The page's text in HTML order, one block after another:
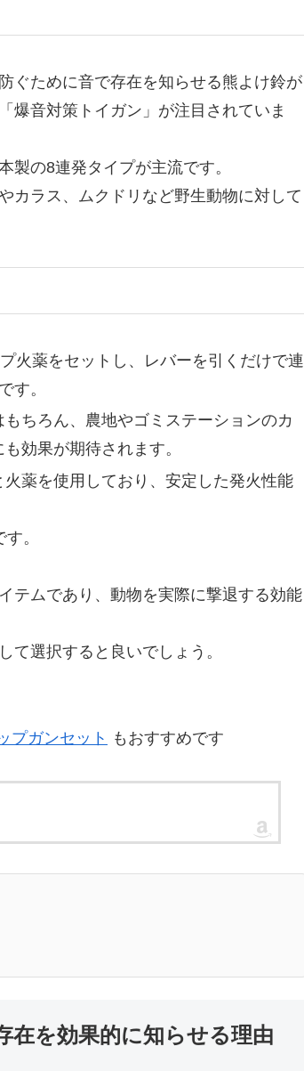
ぐために音で存在を知らせる熊よけ鈴が
爆音対策トイガン」が注目されていま
製の8連発タイプが主流です。
カラス、ムクドリなど野生動物に対して
火薬をセットし、レバーを引くだけで連
す。
ちろん、農地やゴミステーションのカ
効果が期待されます。
薬を使用しており、安定した発火性能
。
テムであり、動物を実際に撃退する効能
て選択すると良いでしょう。
プガンセット もおすすめです
在を効果的に知らせる理由